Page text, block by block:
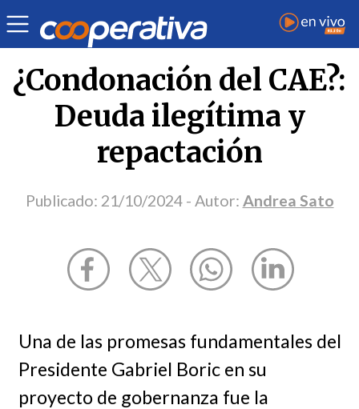
Opinión | Andrea Sato
¿Condonación del CAE?:
Deuda ilegítima y
repactación
Publicado: 21/10/2024 - Autor: Andrea Sato
Una de las promesas fundamentales del
Presidente Gabriel Boric en su
proyecto de gobernanza fue la